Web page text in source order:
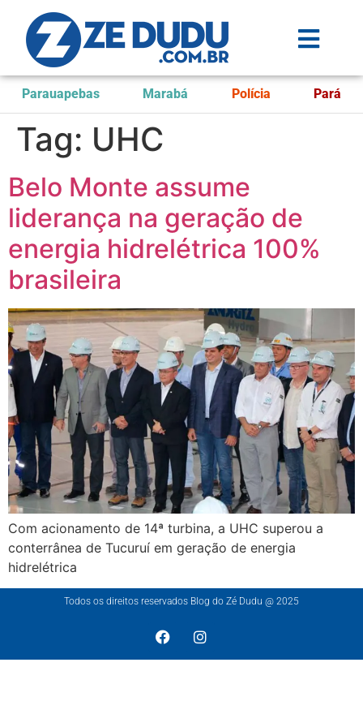
Parauapebas Marabá Polícia Pará
Tag: UHC
Belo Monte assume
liderança na geração de
energia hidrelétrica 100%
brasileira
Com acionamento de 14ª turbina, a UHC superou a
conterrânea de Tucuruí em geração de energia
hidrelétrica
Todos os direitos reservados Blog do Zé Dudu @ 2025